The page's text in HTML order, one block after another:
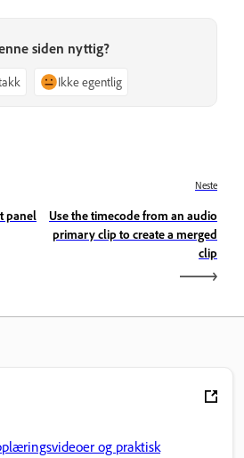
siden nyttig?
Ikke egentlig
panel
Neste
Use the timecode from an audio
primary clip to create a merged
clip
og praktisk